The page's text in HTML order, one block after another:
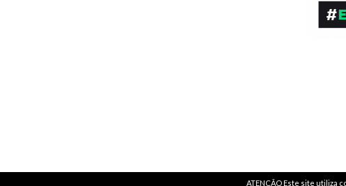
ATENÇÃO Este site utiliza